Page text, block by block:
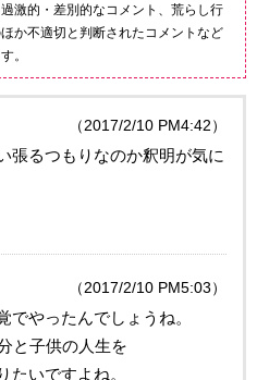
激的・差別的なコメント、荒らし行
か不適切と判断されたコメントなど
。
（2017/2/10 PM4:42）
張るつもりなのか釈明が気に
（2017/2/10 PM5:03）
でやったんでしょうね。
と子供の人生を
たいですよね。